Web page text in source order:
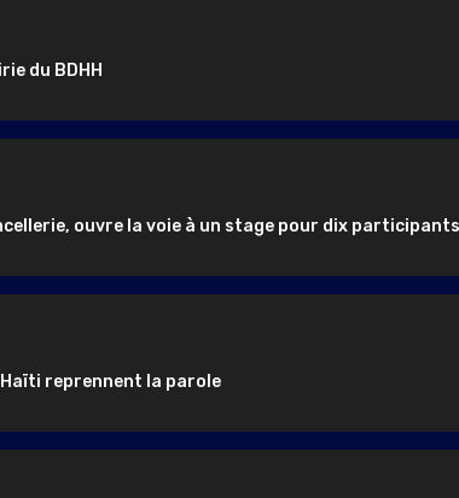
du BDHH
ouvre la voie à un stage pour dix participants
reprennent la parole